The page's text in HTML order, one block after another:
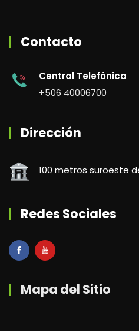
Contacto
Central Telefónica
+506 40006700
Dirección
100 metros suroeste
Redes Sociales
Mapa del Sitio